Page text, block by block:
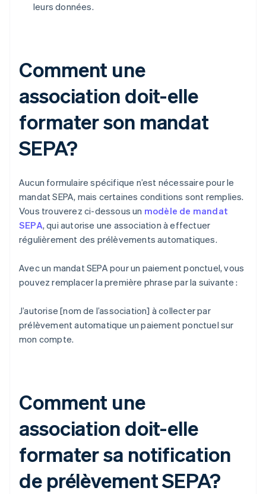
leurs données.
Comment une
association doit-elle
formater son mandat
SEPA?
Aucun formulaire spécifique n’est nécessaire pour le
mandat SEPA, mais certaines conditions sont remplies.
Vous trouverez ci-dessous un modèle de mandat
SEPA, qui autorise une association à effectuer
régulièrement des prélèvements automatiques.
Avec un mandat SEPA pour un paiement ponctuel, vous
pouvez remplacer la première phrase par la suivante :
J’autorise [nom de l’association] à collecter par
prélèvement automatique un paiement ponctuel sur
mon compte.
Comment une
association doit-elle
formater sa notification
de prélèvement SEPA?